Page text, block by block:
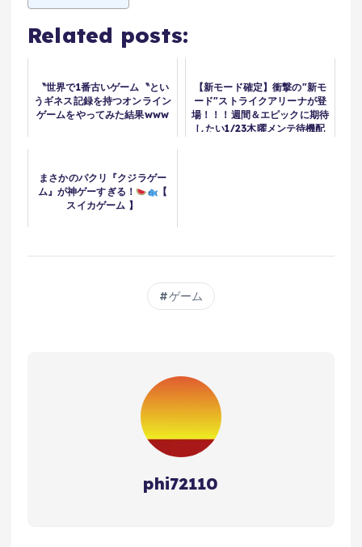
Related posts:
〝世界で1番古いゲーム〝とい
うギネス記録を持つオンライン
ゲームをやってみた結果www
【新モード確定】衝撃の"新モ
ード"ストライクアリーナが登
場！！！週間＆エピックに期待
したい1/23木曜メンテ待機配
まさかのパクリ『クジラゲー
ム』が神ゲーすぎる！
【
スイカゲーム 】
ゲーム
phi72110